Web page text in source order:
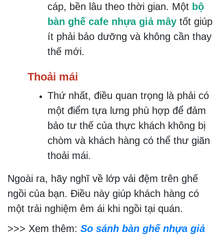
cáp, bền lâu theo thời gian. Một bộ
bàn ghế cafe nhựa giả mây tốt giúp
ít phải bảo dưỡng và không cần thay
thế mới.
Thoải mái
Thứ nhất, điều quan trọng là phải có
một điểm tựa lưng phù hợp để đảm
bảo tư thế của thực khách không bị
chòm và khách hàng có thể thư giãn
thoải mái.
Ngoài ra, hãy nghĩ về lớp vải đệm trên ghế
ngồi của bạn. Điều này giúp khách hàng có
một trải nghiệm êm ái khi ngồi tại quán.
>>> Xem thêm: So sánh bàn ghế nhựa giả